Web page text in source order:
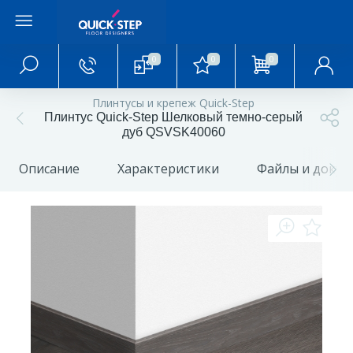
0 0 0
Плинтусы и крепеж Quick-Step
Плинтус Quick-Step Шелковый темно-серый
дуб QSVSK40060
Описание Характеристики Файлы и
Главное меню
Главная
О магазине
Фотогалерея